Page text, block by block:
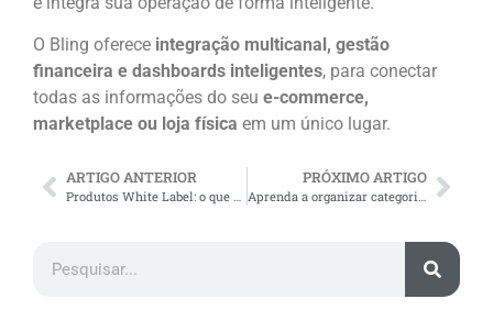
O Bling oferece integração multicanal, gestão
financeira e dashboards inteligentes, para conectar
todas as informações do seu e-commerce,
marketplace ou loja física em um único lugar.
ARTIGO ANTERIOR
Produtos White Label: o que são e como funcionam?
PRÓXIMO ARTIGO
Aprenda a organizar categorias de produtos no seu e-commerce!